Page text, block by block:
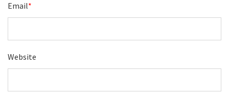
Email*
Website